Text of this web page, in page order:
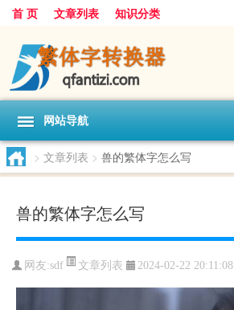
首 页 文章列表 知识分类
网站导航
> 文章列表 > 兽的繁体字怎么写
兽的繁体字怎么写
网友:sdf 文章列表 2024-02-22 20:11:08